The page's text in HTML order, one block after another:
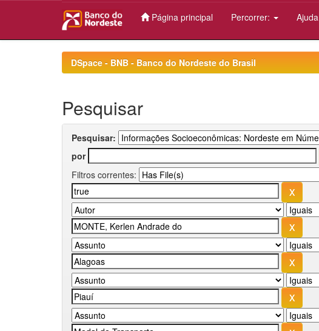
Página principal Percorrer: Ajuda
DSpace - BNB - Banco do Nordeste do Brasil
Pesquisar
Pesquisar:
por
Filtros correntes: